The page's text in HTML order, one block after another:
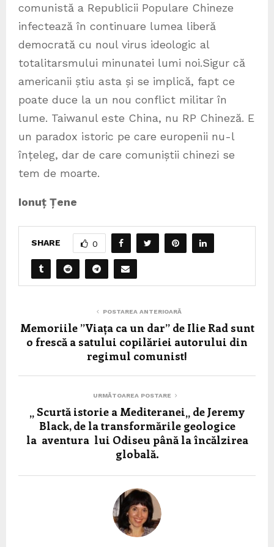
comunistă a Republicii Populare Chineze
infectează în continuare lumea liberă
democrată cu noul virus ideologic al
totalitarsmului minunatei lumi noi.Sigur că
americanii știu asta și se implică, fapt ce
poate duce la un nou conflict militar în
lume. Taiwanul este China, nu RP Chineză. E
un paradox istoric pe care europenii nu-l
înțeleg, dar de care comuniștii chinezi se
tem de moarte.
Ionuț Țene
SHARE 0
POSTAREA ANTERIOARĂ
Memoriile ”Viața ca un dar” de Ilie Rad sunt
o frescă a satului copilăriei autorului din
regimul comunist!
URMĂTOAREA POSTARE
„ Scurtă istorie a Mediteranei„ de Jeremy
Black, de la transformările geologice
la aventura lui Odiseu până la încălzirea
globală.